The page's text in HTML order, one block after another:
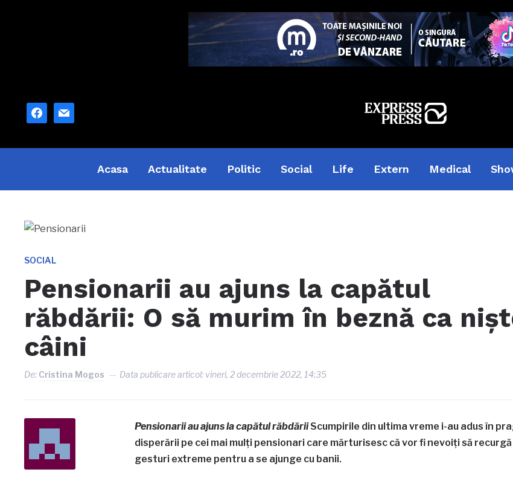
facebook
mail
Acasa Actualitate Politic Social Life Extern Medical
SOCIAL
Pensionarii au ajuns la capătul
răbdării: O să murim în beznă ca
câini
De: Cristina Mogos Data publicare articol: vineri, 2 decembrie 2022, 14:35
Pensionarii au ajuns la capătul răbdăriiScumpirile din ultima vreme i-au adus în
disperării pe cei mai mulți pensionari care mărturisesc că vor fi nevoiți să recurgă
gesturi extreme pentru a se ajunge cu banii.